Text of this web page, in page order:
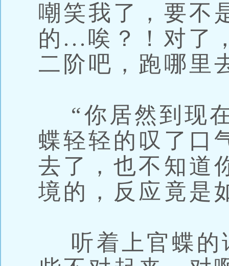
嘲笑我了，要不
的...唉？！对了
二阶吧，跑哪里
“你居然到现
蝶轻轻的叹了口
去了，也不知道
境的，反应竟是
听着上官蝶的